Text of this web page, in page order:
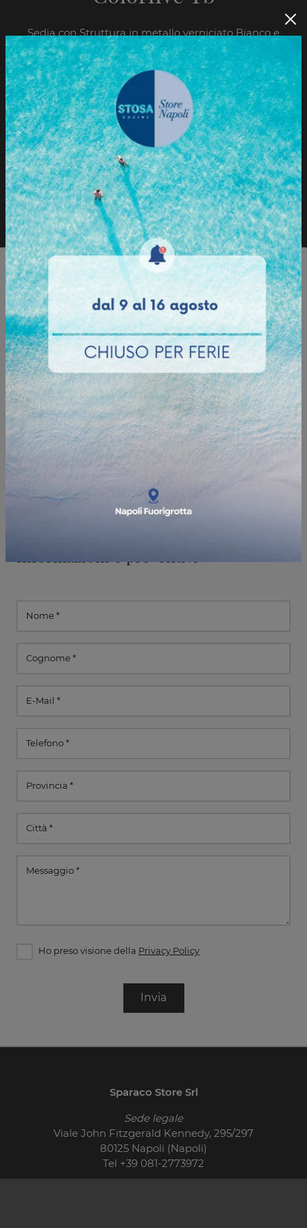
Sedia con Struttura in metallo verniciato Bianco e
Seduta in tecnopolimero. Sedia con Struttura in
metallo cromato e Seduta in tecnopolimero.
Sfoglia il Catalogo
Richiedi informazioni
Sfoglia il catalogo
Ho preso visione della Privacy Policy
Invia
Sparaco Store Srl
Sede legale
Viale John Fitzgerald Kennedy, 295/297
80125 Napoli (Napoli)
Tel +39 081-2773972